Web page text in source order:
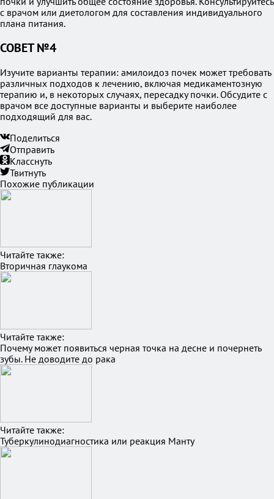
с врачом или диетологом для составления индивидуального
плана питания.
СОВЕТ №4
Изучите варианты терапии: амилоидоз почек может требовать
различных подходов к лечению, включая медикаментозную
терапию и, в некоторых случаях, пересадку почки. Обсудите с
врачом все доступные варианты и выберите наиболее
подходящий для вас.
Поделиться
Отправить
Класснуть
Твитнуть
Похожие публикации
Читайте также:
Вторичная глаукома
Читайте также:
Почему может появиться черная точка на десне и почернеть
зубы. Не доводите до рака
Читайте также:
Туберкулинодиагностика или реакция Манту